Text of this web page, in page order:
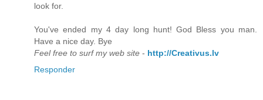
look for.
You've ended my 4 day long hunt! God Bless you man.
Have a nice day. Bye
Feel free to surf my web site - http://Creativus.lv
Responder